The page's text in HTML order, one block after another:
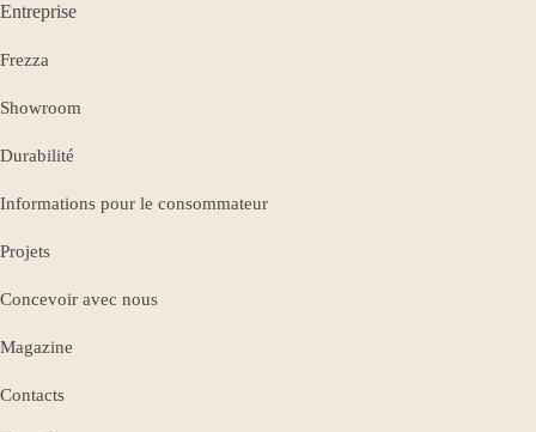
Entreprise
Frezza
Showroom
Durabilité
Informations pour le consommateur
Projets
Concevoir avec nous
Magazine
Contacts